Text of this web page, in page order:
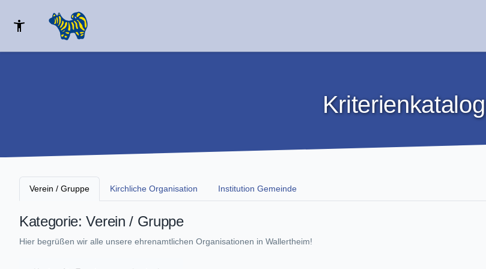
Kriterienkatalog
Verein / Gruppe Kirchliche Organisation Institution Gemeinde
Kategorie: Verein / Gruppe
Hier begrüßen wir alle unsere ehrenamtlichen Organisationen in Wallertheim!